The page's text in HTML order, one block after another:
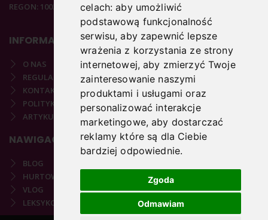
celach:aby umożliwić
podstawową funkcjonalność
serwisu,aby zapewnić lepsze
wrażenia z korzystania ze strony
internetowej,aby zmierzyć Twoje
zainteresowanie naszymi
produktami i usługami oraz
personalizować interakcje
marketingowe,aby dostarczać
reklamy które są dla Ciebie
bardziej odpowiednie.
Zgoda
Odmawiam
REGON: 100297020
INFORMACJE
O NAS
REGULAMIN
KONTAKT
POLITYKA PRYWATNOŚCI
ARTYKUŁY PODOLOGICZNE
NAWIGACJA
BLOG
HURTOWNIA
VLOG
LEKSYKON PODOLOGICZNY